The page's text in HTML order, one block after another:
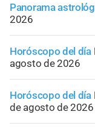
Panorama
2026
Horóscopo del día
agosto de 2026
Horóscopo del día
de agosto de 2026